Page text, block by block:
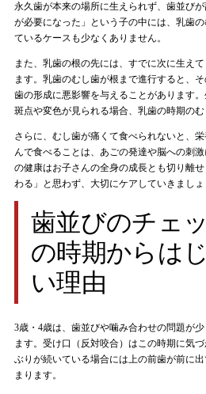
永久歯が本来の場所に生えられず、歯並び
が必要になった」という子の中には、乳歯
ているケースも少なくありません。
また、乳歯の根の先には、すでに次に生え
ます。乳歯のむし歯が根まで進行すると、
歯の形成に悪影響を与えることがあります
斑点や変色が見られる場合、乳歯の時期のむ
さらに、むし歯が痛くて食べられないと、
んで食べることは、あごの発達や脳への刺
の健康はお子さんの全身の成長とも切り離
わる」と思わず、大切にケアしていきましょ
歯並びのチェ
の時期からは
い理由
3歳・4歳は、歯並びや噛み合わせの問題が
ます。受け口（反対咬合）はこの時期に気
ぶりが続いている場合には上の前歯が前に
まります。